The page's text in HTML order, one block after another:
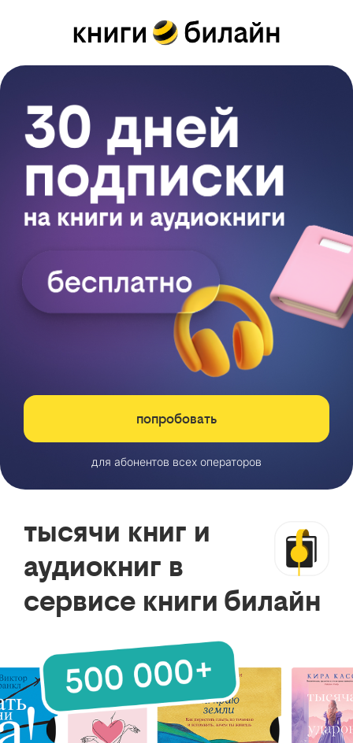
попробовать
для абонентов всех операторов
тысячи книг и
аудиокниг в
сервисе книги билайн